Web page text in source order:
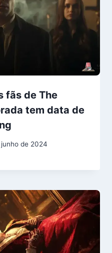
fãs de The
tem data de
de 2024